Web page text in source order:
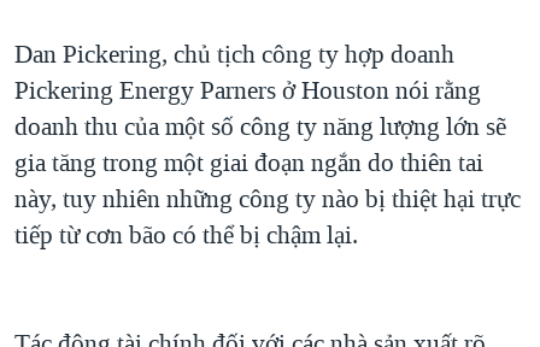
Dan Pickering, chủ tịch công ty hợp doanh
Pickering Energy Parners ở Houston nói rằng
doanh thu của một số công ty năng lượng lớn sẽ
gia tăng trong một giai đoạn ngắn do thiên tai
này, tuy nhiên những công ty nào bị thiệt hại trực
tiếp từ cơn bão có thể bị chậm lại.